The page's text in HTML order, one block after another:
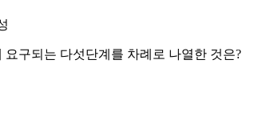
구되는 다섯단계를 차례로 나열한 것은?